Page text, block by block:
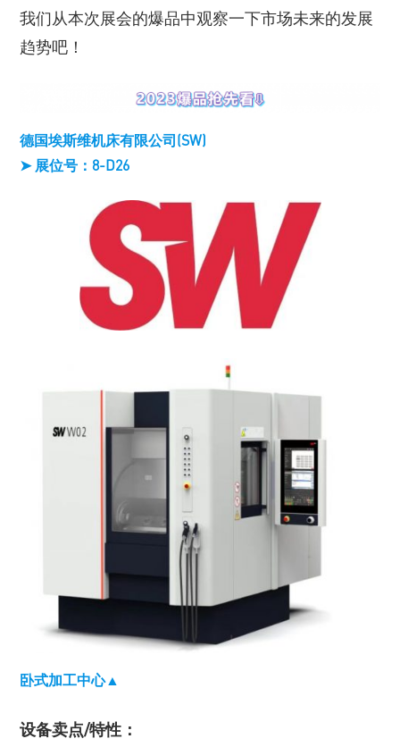
我们从本次展会的爆品中观察一下市场未来的发展
趋势吧！
德国埃斯维机床有限公司(SW)
➤ 展位号：8-D26
卧式加工中心▲
设备卖点/特性：